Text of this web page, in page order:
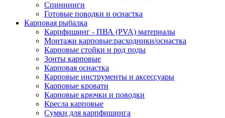
Спиннинги
Готовые поводки и оснастка
Карповая рыбалка
Карпфишинг - ПВА (PVA) материалы
Монтажи карповые:расходники/оснастка
Карповые стойки и род поды
Зонты карповые
Карповая оснастка
Карповые инструменты и аксессуары
Карповые кровати
Карповые крючки и поводки
Кресла карповые
Сумки для карпфишинга